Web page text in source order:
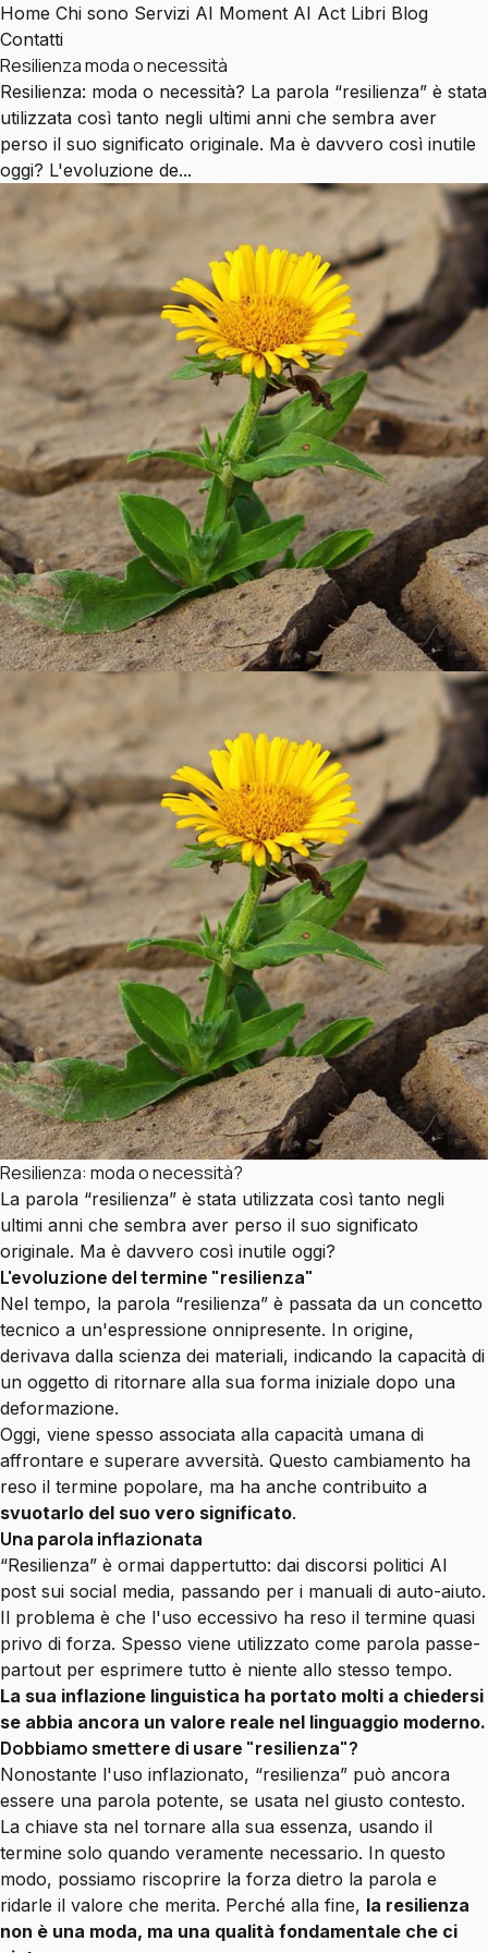
Home Chi sono Servizi AI Moment AI Act Libri Blog
Contatti
Resilienza moda o necessità
Resilienza: moda o necessità? La parola “resilienza” è stata
utilizzata così tanto negli ultimi anni che sembra aver
perso il suo significato originale. Ma è davvero così inutile
oggi? L'evoluzione de...
Resilienza: moda o necessità?
La parola “resilienza” è stata utilizzata così tanto negli
ultimi anni che sembra aver perso il suo significato
originale. Ma è davvero così inutile oggi?
L'evoluzione del termine "resilienza"
Nel tempo, la parola “resilienza” è passata da un concetto
tecnico a un'espressione onnipresente. In origine,
derivava dalla scienza dei materiali, indicando la capacità di
un oggetto di ritornare alla sua forma iniziale dopo una
deformazione.
Oggi, viene spesso associata alla capacità umana di
affrontare e superare avversità. Questo cambiamento ha
reso il termine popolare, ma ha anche contribuito a
svuotarlo del suo vero significato.
Una parola inflazionata
“Resilienza” è ormai dappertutto: dai discorsi politici AI
post sui social media, passando per i manuali di auto-aiuto.
Il problema è che l'uso eccessivo ha reso il termine quasi
privo di forza. Spesso viene utilizzato come parola passe-
partout per esprimere tutto è niente allo stesso tempo.
La sua inflazione linguistica ha portato molti a chiedersi
se abbia ancora un valore reale nel linguaggio moderno.
Dobbiamo smettere di usare "resilienza"?
Nonostante l'uso inflazionato, “resilienza” può ancora
essere una parola potente, se usata nel giusto contesto.
La chiave sta nel tornare alla sua essenza, usando il
termine solo quando veramente necessario. In questo
modo, possiamo riscoprire la forza dietro la parola e
ridarle il valore che merita. Perché alla fine, la resilienza
non è una moda, ma una qualità fondamentale che ci